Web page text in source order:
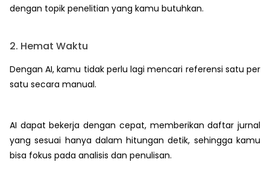
dengan topik penelitian yang kamu butuhkan.
2. Hemat Waktu
Dengan AI, kamu tidak perlu lagi mencari referensi satu per
satu secara manual.
AI dapat bekerja dengan cepat, memberikan daftar jurnal
yang sesuai hanya dalam hitungan detik, sehingga kamu
bisa fokus pada analisis dan penulisan.